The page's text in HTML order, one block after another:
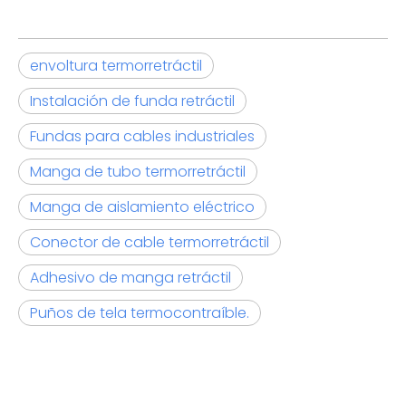
envoltura termorretráctil
Instalación de funda retráctil
Fundas para cables industriales
Manga de tubo termorretráctil
Manga de aislamiento eléctrico
Conector de cable termorretráctil
Adhesivo de manga retráctil
Puños de tela termocontraíble.